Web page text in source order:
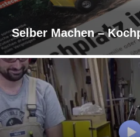
Selber Machen –